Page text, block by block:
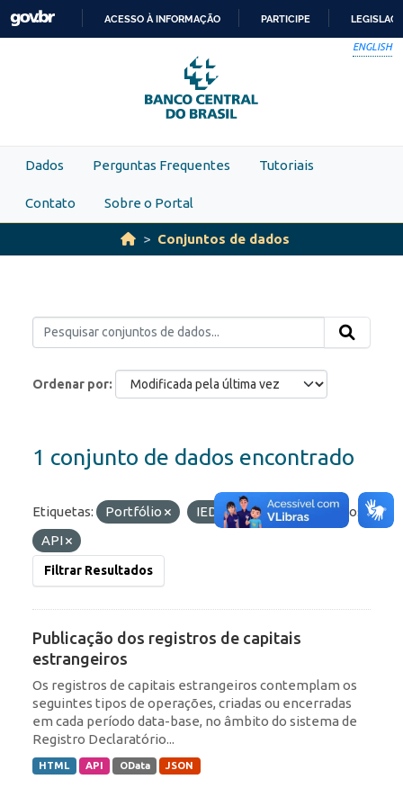
Skip to main content
PARA
O
CONTEÚDO
ACESSO À INFORMAÇÃO PARTICIPE
ENGLISH
Dados Perguntas Frequentes Tutoriais
Contato Sobre o Portal
Conjuntos de dados
Ordenar por
1 conjunto de dados encontrado
Etiquetas: Portfólio IED ROF
Formatos:
API
Filtrar Resultados
Publicação dos registros de capitais
estrangeiros
Os registros de capitais estrangeiros contemplam os
seguintes tipos de operações, criadas ou encerradas
em cada período data-base, no âmbito do sistema de
Registro Declaratório...
HTML API OData JSON